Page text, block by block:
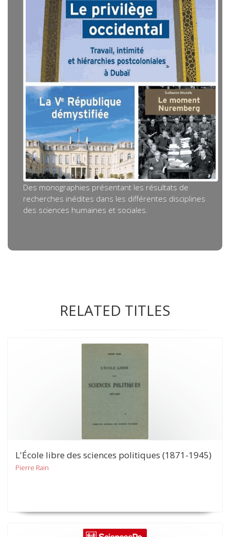
Des monographies présentant les résultats de
recherches inédites dans les différentes disciplines
des sciences humaines et sociales.
RELATED TITLES
L'École libre des sciences politiques (1871-1945)
Pierre Rain